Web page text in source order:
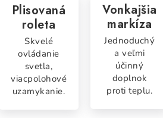
Plisovaná
roleta
Skvelé
ovládanie
svetla,
viacpolohové
uzamykanie.
Vonkajšia
markíza
Jednoduchý
a veľmi
účinný
doplnok
proti teplu.